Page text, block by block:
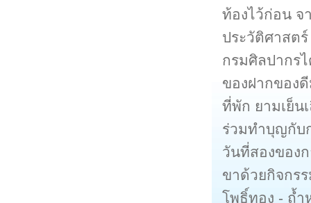
ท้องไว้ก่อน จ
ประวัติศาสต
กรมศิลปากร
ของฝากของ
ที่พัก ยามเย็น
ร่วมทำบุญกับ
วันที่สองของ
ขาด้วยกิจกร
โพธิ์ทอง - ถ้ำ